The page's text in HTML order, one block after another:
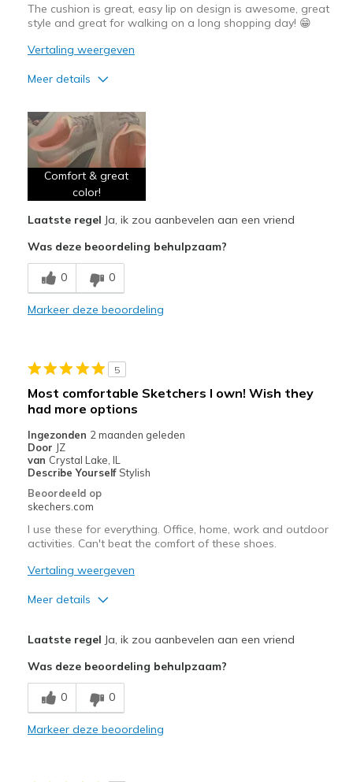
The cushion is great, easy lip on design is awesome, great
style and great for walking on a long shopping day! 😁
Vertaling weergeven
Meer details
Attractive Design
Comfortable
Beste toepassingen
Casual Wear
Walking
Width
Comfort & great
color!
Laatste regel Ja, ik zou aanbevelen aan een vriend
Was deze beoordeling behulpzaam?
0 0
Markeer deze beoordeling
5
Most comfortable Sketchers I own! Wish they
had more options
Ingezonden 2 maanden geleden
Door JZ
van Crystal Lake, IL
Describe Yourself Stylish
Beoordeeld op
skechers.com
I use these for everything. Office, home, work and outdoor
activities. Can't beat the comfort of these shoes.
Vertaling weergeven
Meer details
Durable
Light weight
Laatste regel Ja, ik zou aanbevelen aan een vriend
Was deze beoordeling behulpzaam?
0 0
Markeer deze beoordeling